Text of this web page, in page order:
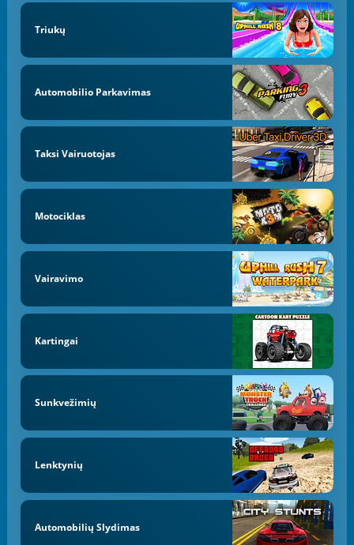
Triukų
Automobilio Parkavimas
Taksi Vairuotojas
Motociklas
Vairavimo
Kartingai
Sunkvežimių
Lenktynių
Automobilių Slydimas